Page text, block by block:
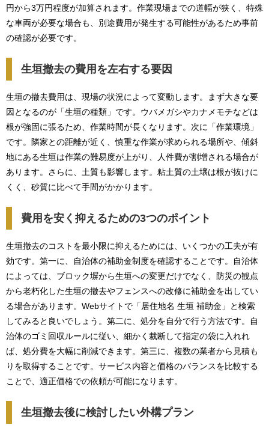
円から3万円程度が加算されます。作業現場までの道幅が狭く、特殊
な車両が必要な場合も、別途費用が発生する可能性があるため事前
の確認が必要です。
生垣撤去の費用を左右する要因
生垣の撤去費用は、現場の状況によって変動します。まず大きな要
因となるのが「生垣の種類」です。ウバメガシやカナメモチなどは
根が強固に張るため、作業時間が長くなります。次に「作業環境」
です。隣家との距離が近く、慎重な作業が求められる場所や、傾斜
地にある生垣は作業の難易度が上がり、人件費が割増される場合が
あります。さらに、土質も影響します。粘土質の土壌は根が抜けに
くく、砂質に比べて手間がかかります。
費用を安く抑えるための3つのポイント
生垣撤去のコストを最小限に抑えるためには、いくつかの工夫が有
効です。第一に、自治体の補助金制度を確認することです。自治体
によっては、ブロック塀から生垣への変更だけでなく、防災の観点
から老朽化した生垣の撤去やフェンスへの改修に補助金を出してい
る場合があります。Webサイトで「居住地名 生垣 補助金」と検索
してみると良いでしょう。第二に、処分を自分で行う方法です。自
治体のゴミ回収ルールに従い、細かく裁断して指定の袋に入れれ
ば、処分費を大幅に削減できます。第三に、複数の業者から見積も
りを取得することです。サービス内容と価格のバランスを比較する
ことで、適正価格での依頼が可能になります。
生垣撤去後に検討したい外構プラン